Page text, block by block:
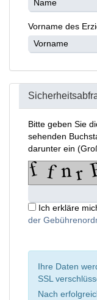
Vorname des
Bitte geben Sie
sehenden
darunter ein
Ich erkläre
der
Ihre Daten
SSL
Nach